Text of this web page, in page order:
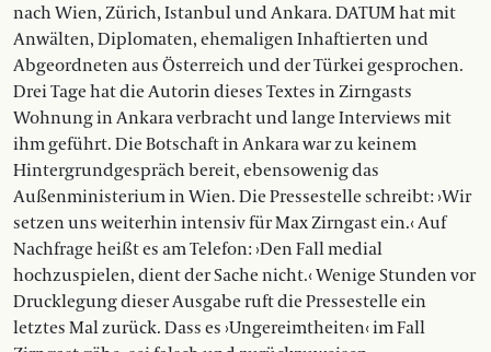
nach Wien, Zürich, Istanbul und Ankara. DATUM hat mit
Anwälten, Diplomaten, ehemaligen Inhaftierten und
Abgeordneten aus Österreich und der Türkei gesprochen.
Drei Tage hat die Autorin dieses Textes in Zirngasts
Wohnung in Ankara verbracht und lange Interviews mit
ihm geführt. Die Botschaft in Ankara war zu keinem
Hintergrundgespräch bereit, ebensowenig das
Außenministerium in Wien. Die Pressestelle schreibt: ›Wir
setzen uns weiterhin intensiv für Max Zirngast ein.‹ Auf
Nachfrage heißt es am Telefon: ›Den Fall medial
hochzuspielen, dient der Sache nicht.‹ Wenige Stunden vor
Drucklegung dieser Ausgabe ruft die Pressestelle ein
letztes Mal zurück. Dass es ›Ungereimtheiten‹ im Fall